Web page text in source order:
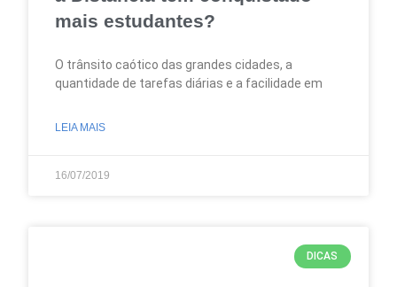
mais estudantes?
O trânsito caótico das grandes cidades, a
quantidade de tarefas diárias e a facilidade em
LEIA MAIS
16/07/2019
DICAS